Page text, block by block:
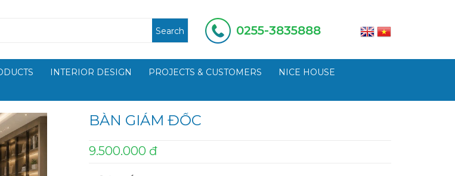
Search 0255-3835888
INTERIOR DESIGN PROJECTS & CUSTOMERS
NICE HOUSE
BÀN GIÁM ĐỐC
9.500.000 đ